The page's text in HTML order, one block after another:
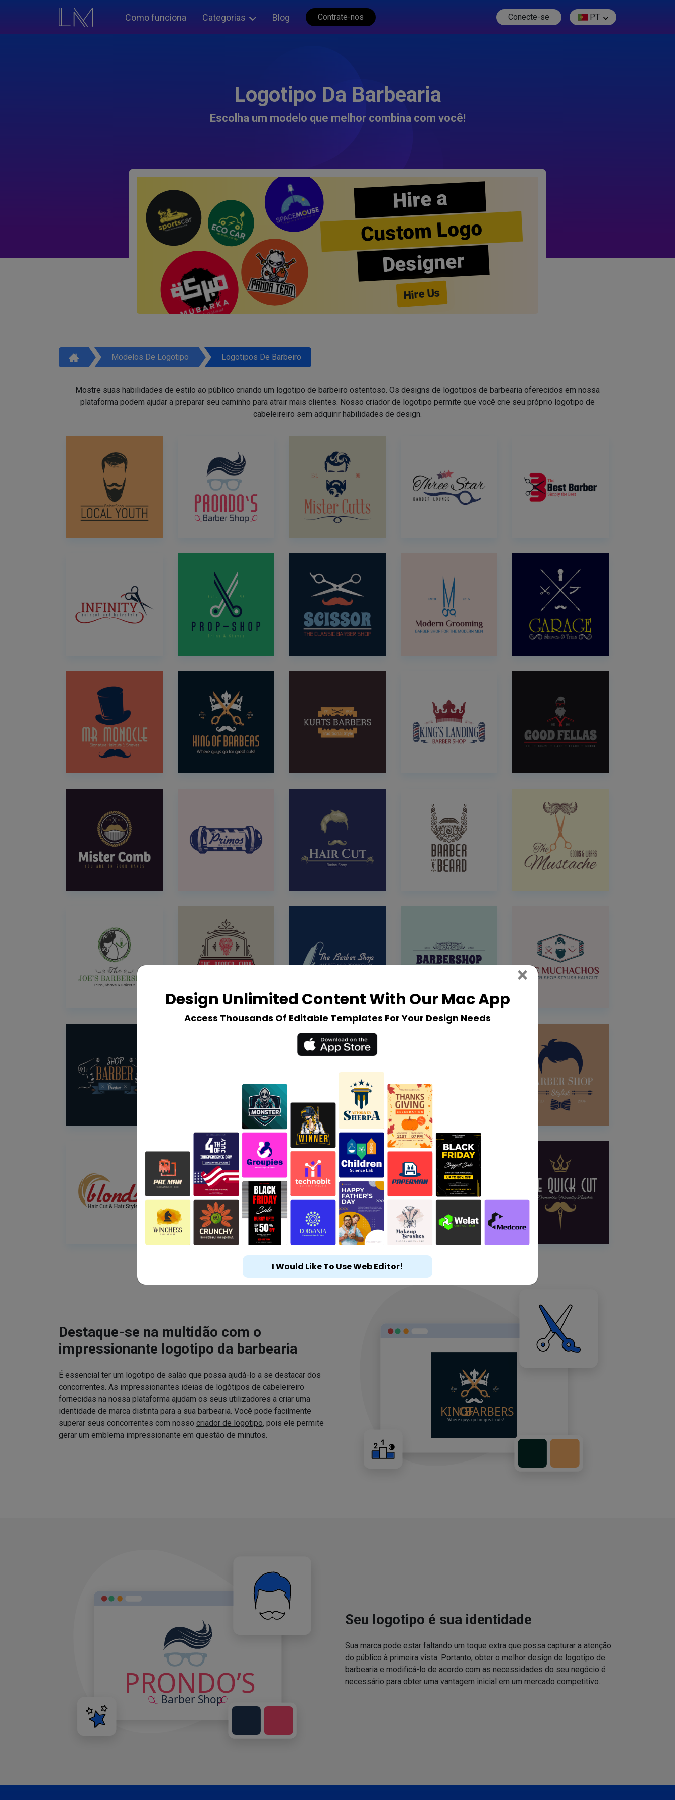
Como funciona Categorias Blog Contrate-nos Conecte-se PT
Logotipo Da Barbearia
Escolha um modelo que melhor combina com você!
Hire a
Custom Logo
Designer
Hire Us
Modelos De Logotipo Logotipos De Barbeiro
Mostre suas habilidades de estilo ao público criando um logotipo de barbeiro ostentoso. Os designs de logotipos de barbearia oferecidos em nossa
plataforma podem ajudar a preparar seu caminho para atrair mais clientes. Nosso criador de logotipo permite que você crie seu próprio logotipo de
cabeleireiro sem adquirir habilidades de design.
Destaque-se na multidão com o
impressionante logotipo da barbearia
É essencial ter um logotipo de salão que possa ajudá-lo a se destacar dos
concorrentes. As impressionantes ideias de logótipos de cabeleireiro
fornecidas na nossa plataforma ajudam os seus utilizadores a criar uma
identidade de marca distinta para a sua barbearia. Você pode facilmente
superar seus concorrentes com nosso criador de logotipo, pois ele permite
gerar um emblema impressionante em questão de minutos.
Seu logotipo é sua identidade
Sua marca pode estar faltando um toque extra que possa capturar a atenção
do público à primeira vista. Portanto, obter o melhor design de logotipo de
barbearia e modificá-lo de acordo com as necessidades do seu negócio é
necessário para obter uma vantagem inicial em um mercado competitivo.
Design Unlimited Content With Our Mac App
Access Thousands Of Editable Templates For Your Design Needs
× Close
I Would Like To Use Web Editor!